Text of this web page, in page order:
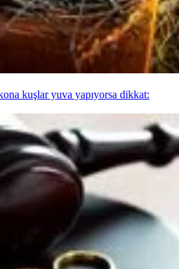
kuşlar yuva yapıyorsa dikkat: